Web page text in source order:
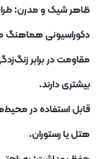
ظاهر شیک و مدرن:
دکوراسیونی
مقاومت در برابر
بیشتری دارند.
قابل استفاده در
هتل یا رستوران.